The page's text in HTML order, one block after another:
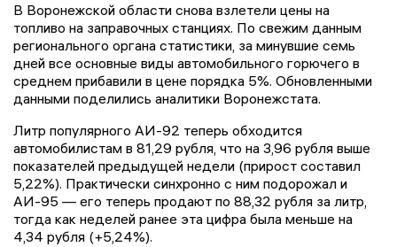
В Воронежской области снова взлетели цены на
топливо на заправочных станциях. По свежим данным
регионального органа статистики, за минувшие семь
дней все основные виды автомобильного горючего в
среднем прибавили в цене порядка 5%. Обновленными
данными поделились аналитики Воронежстата.
Литр популярного АИ-92 теперь обходится
автомобилистам в 81,29 рубля, что на 3,96 рубля выше
показателей предыдущей недели (прирост составил
5,22%). Практически синхронно с ним подорожал и
АИ-95 — его теперь продают по 88,32 рубля за литр,
тогда как неделей ранее эта цифра была меньше на
4,34 рубля (+5,24%).